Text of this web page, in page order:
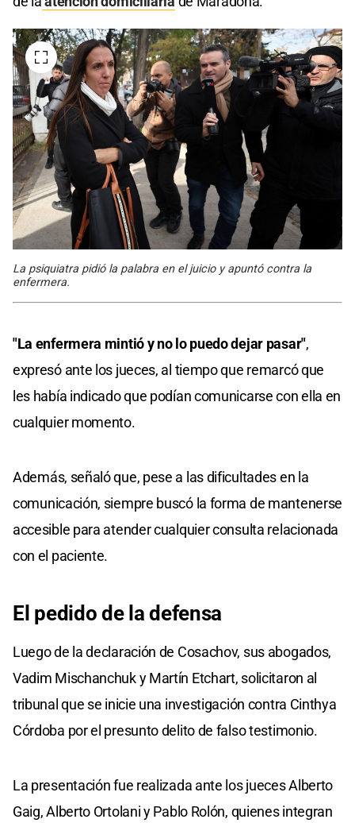
La psiquiatra pidió la palabra en el juicio y apuntó contra la
enfermera.
"La enfermera mintió y no lo puedo dejar pasar",
expresó ante los jueces, al tiempo que remarcó que
les había indicado que podían comunicarse con ella en
cualquier momento.
Además, señaló que, pese a las dificultades en la
comunicación, siempre buscó la forma de mantenerse
accesible para atender cualquier consulta relacionada
con el paciente.
El pedido de la defensa
Luego de la declaración de Cosachov, sus abogados,
Vadim Mischanchuk y Martín Etchart, solicitaron al
tribunal que se inicie una investigación contra Cinthya
Córdoba por el presunto delito de falso testimonio.
La presentación fue realizada ante los jueces Alberto
Gaig, Alberto Ortolani y Pablo Rolón, quienes integran